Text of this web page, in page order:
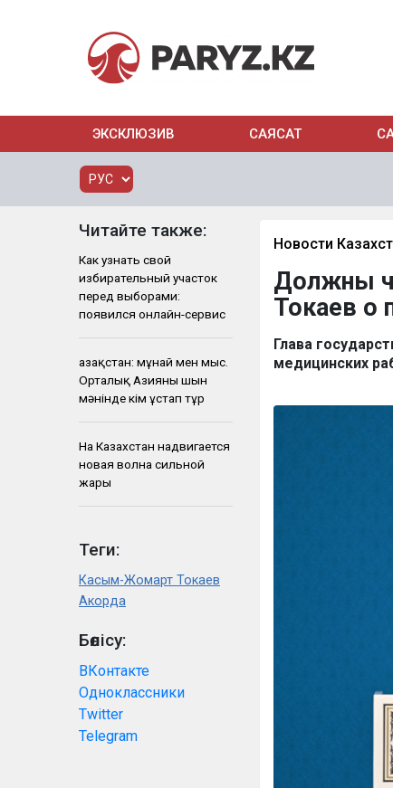
ЭКСКЛЮЗИВ САЯСАТ
Читайте также:
Как узнать свой
избирательный участок
перед выборами:
появился онлайн-сервис
Қазақстан: мұнай мен мыс.
Орталық Азияны шын
мәнінде кім ұстап тұр
На Казахстан надвигается
новая волна сильной
жары
Теги:
Касым-Жомарт Токаев
Акорда
Бөлісу:
ВКонтакте
Одноклассники
Twitter
Telegram
Новости
Должны
Токаев о
Глава
медицинских